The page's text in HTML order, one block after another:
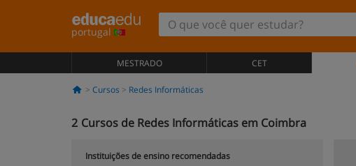
portugal
MESTRADO CET
Cursos Redes Informáticas
2 Cursos de Redes Informáticas em Coimbra
Instituições de ensino recomendadas